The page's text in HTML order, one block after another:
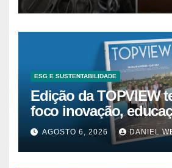
ESG E SUSTENTABILIDADE
Edição da TOPVIEW
foco inovação,
AGOSTO 6, 2026 DANIEL